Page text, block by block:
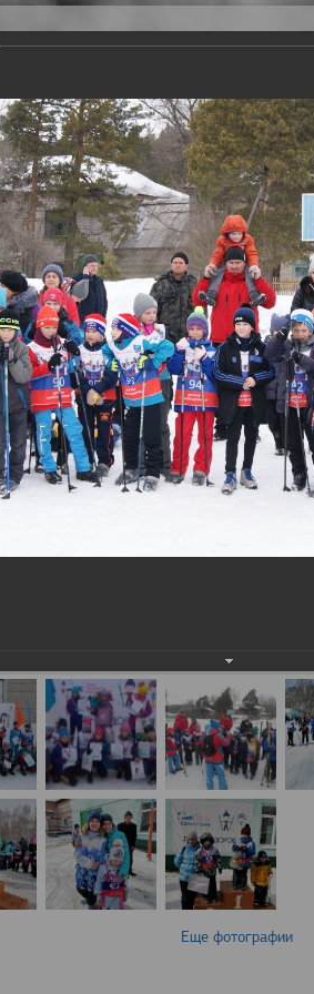
Версия для слабовидящих
Деятельность
Еще фотографии